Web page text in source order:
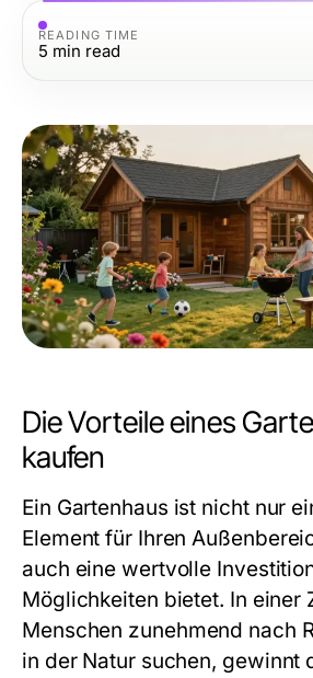
READING TIME
5 min read
Die Vorteile eines
kaufen
Ein Gartenhaus ist nicht nur
Element für Ihren
auch eine wertvolle
Möglichkeiten bietet. In einer
Menschen zunehmend nach
in der Natur suchen, gewinnt